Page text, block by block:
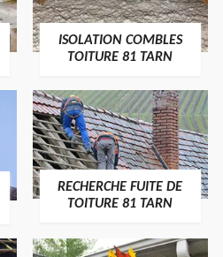
ISOLATION COMBLES
TOITURE 81 TARN
RECHERCHE FUITE DE
TOITURE 81 TARN